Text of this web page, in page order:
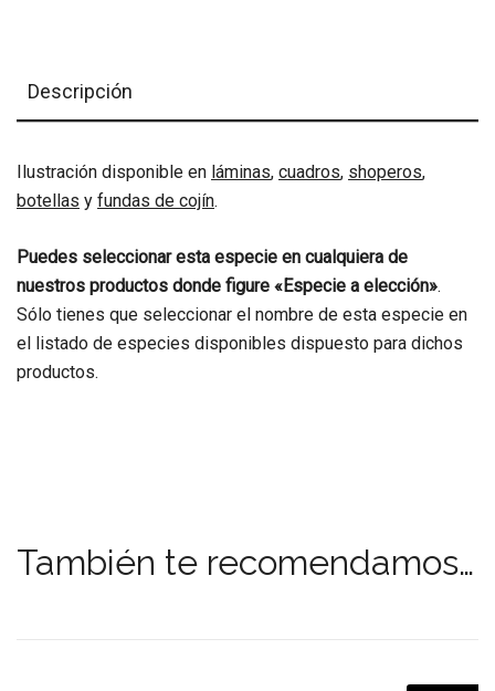
Descripción
Ilustración disponible en láminas, cuadros, shoperos,
botellas y fundas de cojín.
Puedes seleccionar esta especie en cualquiera de
nuestros productos donde figure «Especie a elección».
Sólo tienes que seleccionar el nombre de esta especie en
el listado de especies disponibles dispuesto para dichos
productos.
También te recomendamos…